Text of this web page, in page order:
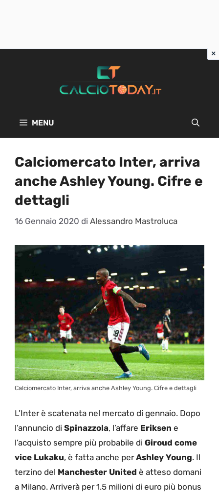
MENU
Calciomercato Inter, arriva
anche Ashley Young. Cifre e
dettagli
16 Gennaio 2020 di Alessandro Mastroluca
Calciomercato Inter, arriva anche Ashley Young. Cifre e dettagli
L’Inter è scatenata nel mercato di gennaio. Dopo
l’annuncio di Spinazzola, l’affare Eriksen e
l’acquisto sempre più probabile di Giroud come
vice Lukaku, è fatta anche perAshley Young. Il
terzino del Manchester United è atteso domani
a Milano. Arriverà per 1.5 milioni di euro più bonus